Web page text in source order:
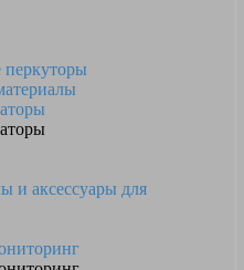
и аксессуары для